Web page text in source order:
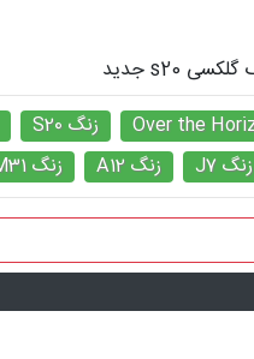
زنگ S20
زنگ J7 زنگ A12 زنگ M31